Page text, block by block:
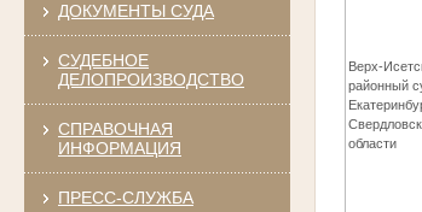
ДОКУМЕНТЫ СУДА
СУДЕБНОЕ
ДЕЛОПРОИЗВОДСТВО
СПРАВОЧНАЯ
ИНФОРМАЦИЯ
ПРЕСС-СЛУЖБА
Верх-
районный
области